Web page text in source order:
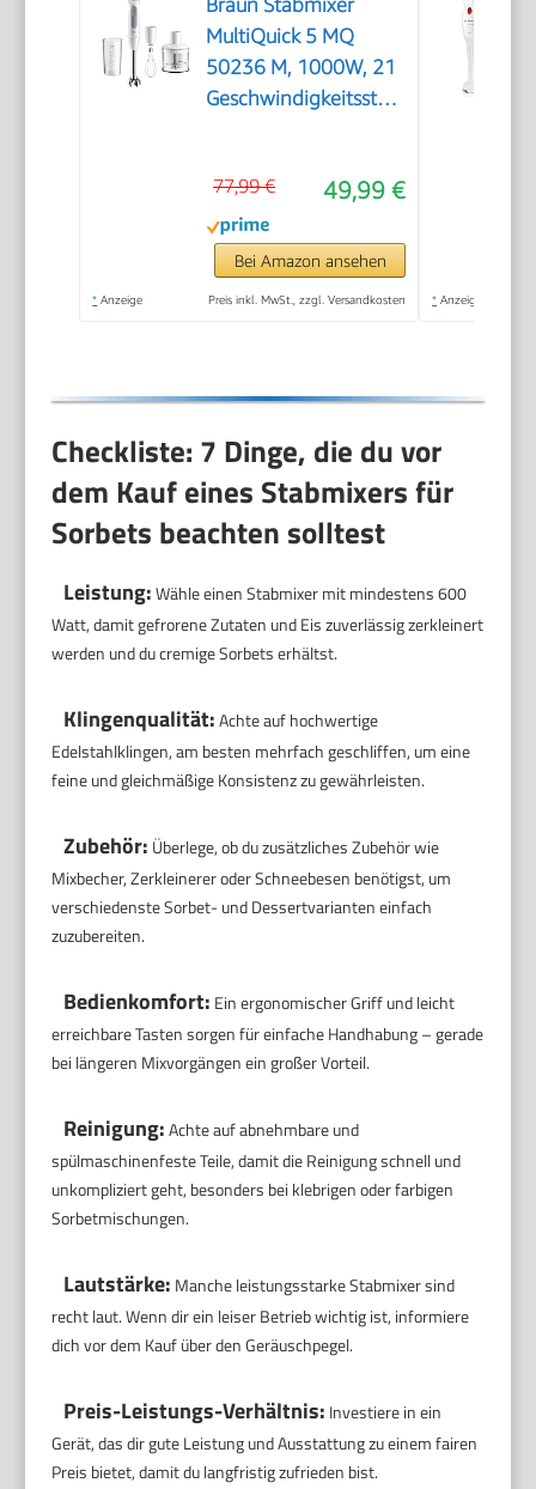
Braun Stabmixer
MultiQuick 5 MQ
50236 M, 1000W, 21
Geschwindigkeitsstufen+Turbo,
SplashControl, Inkl.
500ml Zerkleinerer,
Schneebesen, 600ml
Becher, Weiß
49,99 €
77,99 €
Bei Amazon ansehen
* Anzeige Preis inkl. MwSt., zzgl. Versandkosten * Anzeige
Checkliste: 7 Dinge, die du vor
dem Kauf eines Stabmixers für
Sorbets beachten solltest
Leistung:Wähle einen Stabmixer mit mindestens 600
Watt, damit gefrorene Zutaten und Eis zuverlässig zerkleinert
werden und du cremige Sorbets erhältst.
Klingenqualität:Achte auf hochwertige
Edelstahlklingen, am besten mehrfach geschliffen, um eine
feine und gleichmäßige Konsistenz zu gewährleisten.
Zubehör: Überlege, ob du zusätzliches Zubehör wie
Mixbecher, Zerkleinerer oder Schneebesen benötigst, um
verschiedenste Sorbet- und Dessertvarianten einfach
zuzubereiten.
Bedienkomfort: Ein ergonomischer Griff und leicht
erreichbare Tasten sorgen für einfache Handhabung – gerade
bei längeren Mixvorgängen ein großer Vorteil.
Reinigung:Achte auf abnehmbare und
spülmaschinenfeste Teile, damit die Reinigung schnell und
unkompliziert geht, besonders bei klebrigen oder farbigen
Sorbetmischungen.
Lautstärke: Manche leistungsstarke Stabmixer sind
recht laut. Wenn dir ein leiser Betrieb wichtig ist, informiere
dich vor dem Kauf über den Geräuschpegel.
Preis-Leistungs-Verhältnis: Investiere in ein
Gerät, das dir gute Leistung und Ausstattung zu einem fairen
Preis bietet, damit du langfristig zufrieden bist.